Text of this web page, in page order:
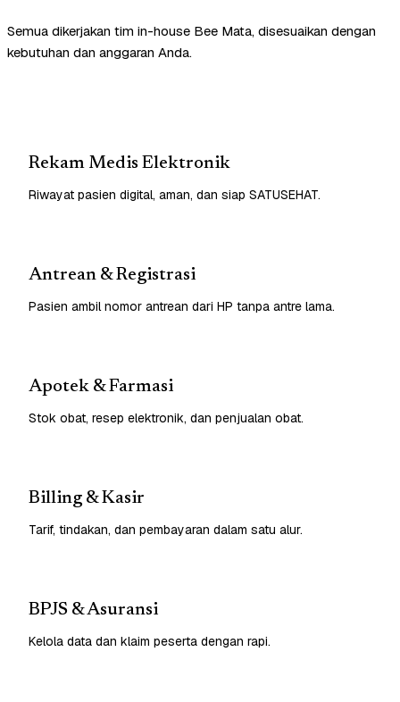
Semua dikerjakan tim in-house Bee Mata, disesuaikan dengan
kebutuhan dan anggaran Anda.
Rekam Medis Elektronik
Riwayat pasien digital, aman, dan siap SATUSEHAT.
Antrean & Registrasi
Pasien ambil nomor antrean dari HP tanpa antre lama.
Apotek & Farmasi
Stok obat, resep elektronik, dan penjualan obat.
Billing & Kasir
Tarif, tindakan, dan pembayaran dalam satu alur.
BPJS & Asuransi
Kelola data dan klaim peserta dengan rapi.